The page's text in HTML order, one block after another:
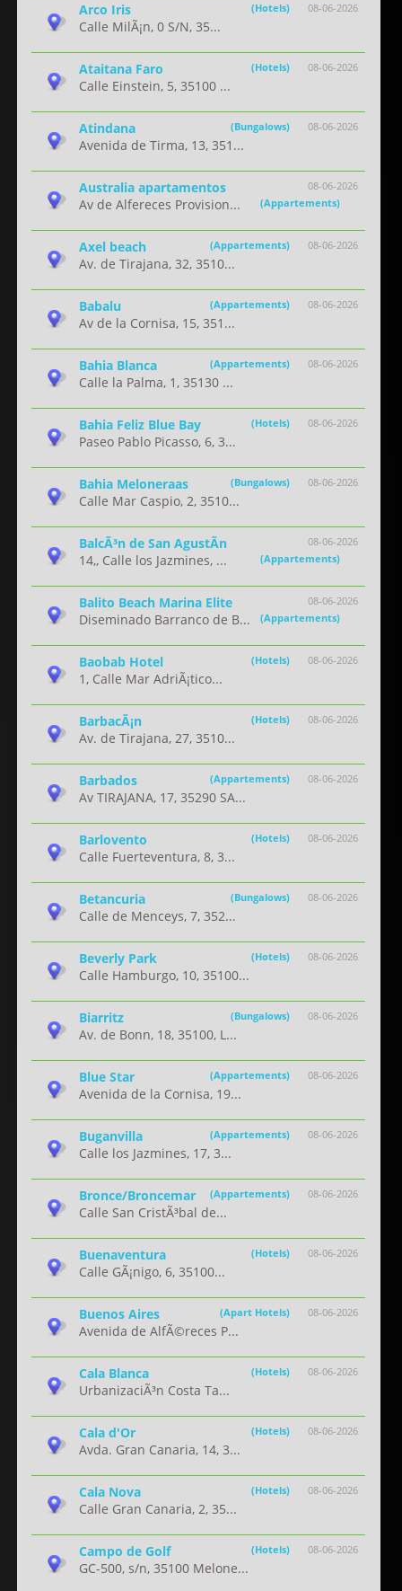
08-06-2026
Arco Iris (Hotels)
Calle MilÃ¡n, 0 S/N, 35...
08-06-2026
Ataitana Faro (Hotels)
Calle Einstein, 5, 35100 ...
08-06-2026
Atindana (Bungalows)
Avenida de Tirma, 13, 351...
08-06-2026
Australia apartamentos
(Appartements)
Av de Alfereces Provision...
08-06-2026
Axel beach (Appartements)
Av. de Tirajana, 32, 3510...
08-06-2026
Babalu (Appartements)
Av de la Cornisa, 15, 351...
08-06-2026
Bahia Blanca (Appartements)
Calle la Palma, 1, 35130 ...
08-06-2026
Bahia Feliz Blue Bay (Hotels)
Paseo Pablo Picasso, 6, 3...
08-06-2026
Bahia Meloneraas (Bungalows)
Calle Mar Caspio, 2, 3510...
08-06-2026
BalcÃ³n de San AgustÃ­n
(Appartements)
14,, Calle los Jazmines, ...
08-06-2026
Balito Beach Marina Elite
(Appartements)
Diseminado Barranco de B...
08-06-2026
Baobab Hotel (Hotels)
1, Calle Mar AdriÃ¡tico...
08-06-2026
BarbacÃ¡n (Hotels)
Av. de Tirajana, 27, 3510...
08-06-2026
Barbados (Appartements)
Av TIRAJANA, 17, 35290 SA...
08-06-2026
Barlovento (Hotels)
Calle Fuerteventura, 8, 3...
08-06-2026
Betancuria (Bungalows)
Calle de Menceys, 7, 352...
08-06-2026
Beverly Park (Hotels)
Calle Hamburgo, 10, 35100...
08-06-2026
Biarritz (Bungalows)
Av. de Bonn, 18, 35100, L...
08-06-2026
Blue Star (Appartements)
Avenida de la Cornisa, 19...
08-06-2026
Buganvilla (Appartements)
Calle los Jazmines, 17, 3...
08-06-2026
Bronce/Broncemar (Appartements)
Calle San CristÃ³bal de...
08-06-2026
Buenaventura (Hotels)
Calle GÃ¡nigo, 6, 35100...
08-06-2026
Buenos Aires (Apart Hotels)
Avenida de AlfÃ©reces P...
08-06-2026
Cala Blanca (Hotels)
UrbanizaciÃ³n Costa Ta...
08-06-2026
Cala d'Or (Hotels)
Avda. Gran Canaria, 14, 3...
08-06-2026
Cala Nova (Hotels)
Calle Gran Canaria, 2, 35...
08-06-2026
Campo de Golf (Hotels)
GC-500, s/n, 35100 Melone...